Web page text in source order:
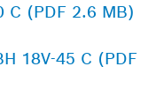
C (PDF 2.6 MB)
18V-45 C (PDF